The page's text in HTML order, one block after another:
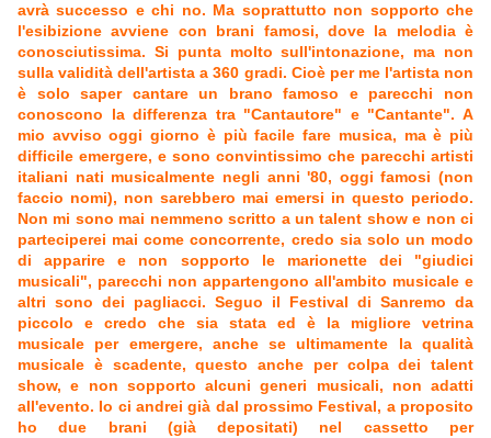
avrà successo e chi no. Ma soprattutto non sopporto che
l'esibizione avviene con brani famosi, dove la melodia è
conosciutissima. Si punta molto sull'intonazione, ma non
sulla validità dell'artista a 360 gradi. Cioè per me l'artista non
è solo saper cantare un brano famoso e parecchi non
conoscono la differenza tra "Cantautore" e "Cantante". A
mio avviso oggi giorno è più facile fare musica, ma è più
difficile emergere, e sono convintissimo che parecchi artisti
italiani nati musicalmente negli anni '80, oggi famosi (non
faccio nomi), non sarebbero mai emersi in questo periodo.
Non mi sono mai nemmeno scritto a un talent show e non ci
parteciperei mai come concorrente, credo sia solo un modo
di apparire e non sopporto le marionette dei "giudici
musicali", parecchi non appartengono all'ambito musicale e
altri sono dei pagliacci. Seguo il Festival di Sanremo da
piccolo e credo che sia stata ed è la migliore vetrina
musicale per emergere, anche se ultimamente la qualità
musicale è scadente, questo anche per colpa dei talent
show, e non sopporto alcuni generi musicali, non adatti
all'evento. Io ci andrei già dal prossimo Festival, a proposito
ho due brani (già depositati) nel cassetto per